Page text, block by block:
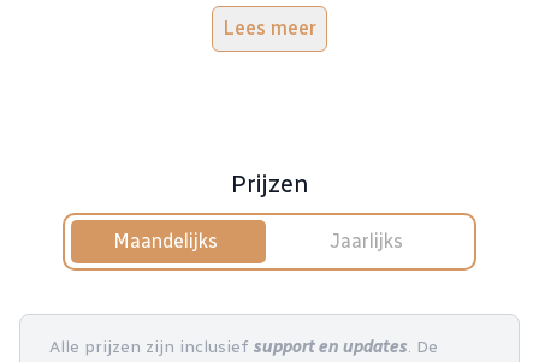
Lees meer
Prijzen
Maandelijks Jaarlijks
Alle prijzen zijn inclusief support en updates. De